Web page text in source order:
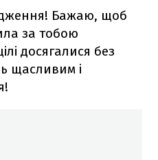
Бажаю, щоб
за тобою
досягалися без
щасливим і